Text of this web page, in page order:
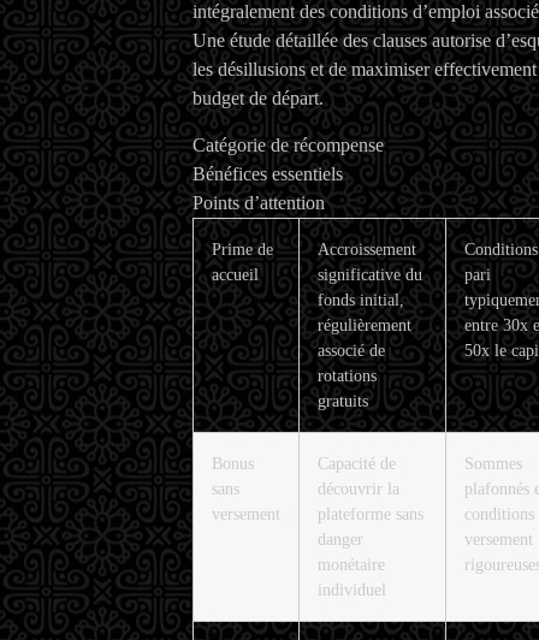
intégralement des conditions d’emploi
Une étude détaillée des clauses autorise
les désillusions et de maximiser
budget de départ.
Catégorie de récompense
Bénéfices essentiels
Points d’attention
Prime de
accueil
Accroissement
significative du
fonds initial,
régulièrement
associé de
rotations
gratuits
pari
entre 30x
50x le
Bonus
sans
versement
Capacité de
découvrir la
plateforme sans
danger
monétaire
individuel
Sommes
plafonnés
conditions
versement